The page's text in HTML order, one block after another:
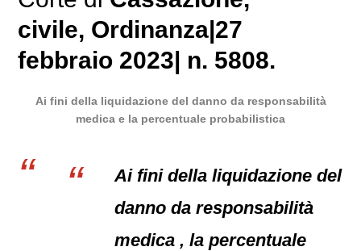
civile, Ordinanza|27
febbraio 2023| n. 5808.
Ai fini della liquidazione del danno da responsabilità
medica e la percentuale probabilistica
Ai fini della liquidazione del
danno da responsabilità
medica , la percentuale